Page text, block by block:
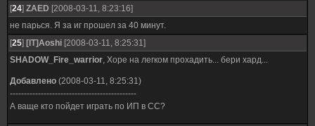
[24] ZAED [2008-03-11, 8:23:16]
не парься. Я за иг прошел за 40 минут.
[25] [IT]Aoshi [2008-03-11, 8:25:31]
SHADOW_Fire_warrior, Хоре на легком прохадить... бери хард...
Добавлено (2008-03-11, 8:25:31)
---------------------------------------------
А ваще кто пойдет играть по ИП в СС?